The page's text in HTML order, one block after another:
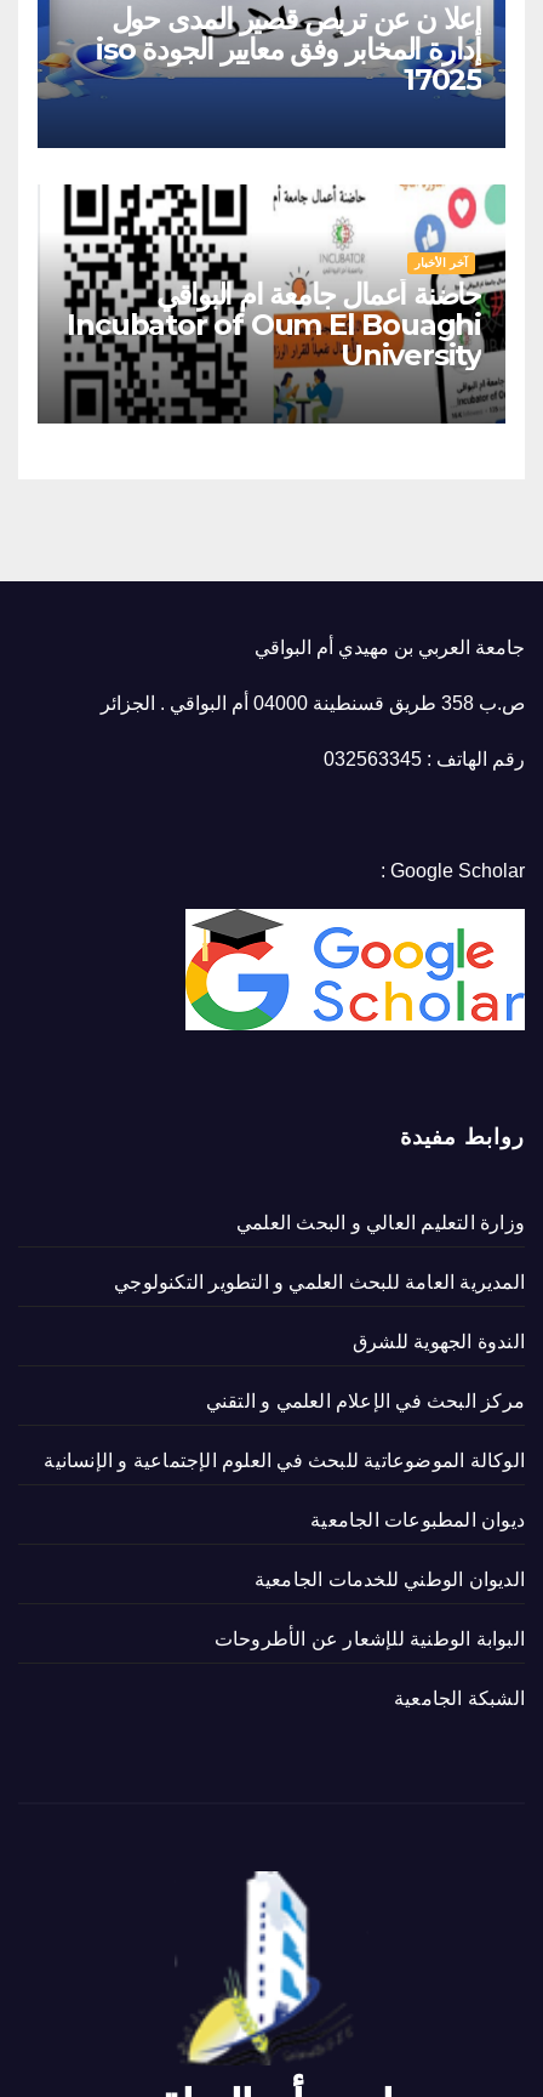
إعلا ن عن تربص قصير المدى حول
إدارة المخابر وفق معايير الجودة iso
17025
آخر الأخبار
حاضنة أعمال جامعة ام البواقي
Incubator of Oum El Bouaghi
University
جامعة العربي بن مهيدي أم البواقي
ص.ب 358 طريق قسنطينة 04000 أم البواقي . الجزائر
رقم الهاتف : 032563345
Google Scholar :
روابط مفيدة
وزارة التعليم العالي و البحث العلمي
المديرية العامة للبحث العلمي و التطوير التكنولوجي
الندوة الجهوية للشرق
مركز البحث في الإعلام العلمي و التقني
الوكالة الموضوعاتية للبحث في العلوم الإجتماعية و الإنسانية
ديوان المطبوعات الجامعية
الديوان الوطني للخدمات الجامعية
البوابة الوطنية للإشعار عن الأطروحات
الشبكة الجامعية